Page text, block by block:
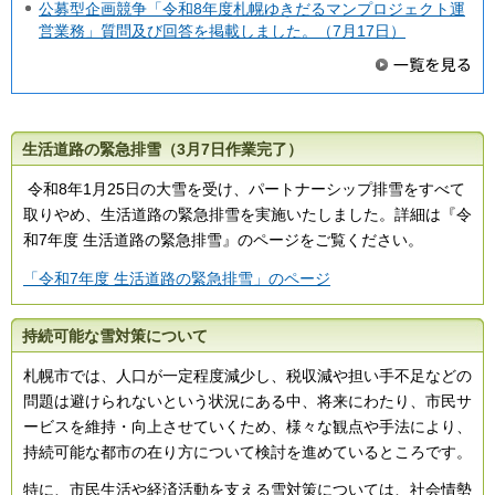
公募型企画競争「令和8年度札幌ゆきだるマンプロジェクト運
営業務」質問及び回答を掲載しました。（7月17日）
生活道路の緊急排雪（3月7日作業完了）
令和8年1月25日の大雪を受け、パートナーシップ排雪をすべて
取りやめ、生活道路の緊急排雪を実施いたしました。詳細は『令
和7年度 生活道路の緊急排雪』のページをご覧ください。
「令和7年度 生活道路の緊急排雪」のページ
持続可能な雪対策について
札幌市では、人口が一定程度減少し、税収減や担い手不足などの
問題は避けられないという状況にある中、将来にわたり、市民サ
ービスを維持・向上させていくため、様々な観点や手法により、
持続可能な都市の在り方について検討を進めているところです。
特に、市民生活や経済活動を支える雪対策については、社会情勢